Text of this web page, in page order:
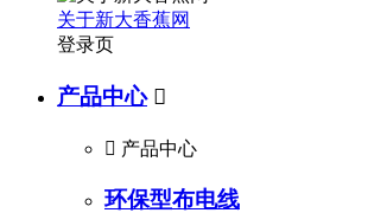
关于新大香蕉网
登录页
产品中心 
 产品中心
环保型布电线